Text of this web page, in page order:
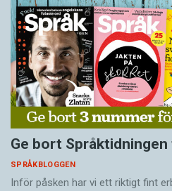
Ge bort Språktidningen
SPRÅKBLOGGEN
Inför påsken har vi ett riktigt fint